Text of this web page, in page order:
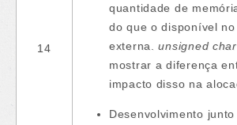
14
quantidade de
do que o disponível
externa.unsigned
mostrar a diferença
impacto disso na
Desenvolvimento